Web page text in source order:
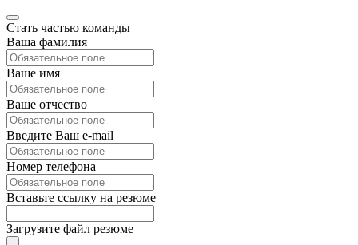
Стать частью команды
Ваша фамилия
Ваше имя
Ваше отчество
Введите Ваш e-mail
Номер телефона
Вставьте ссылку на резюме
Загрузите файл резюме